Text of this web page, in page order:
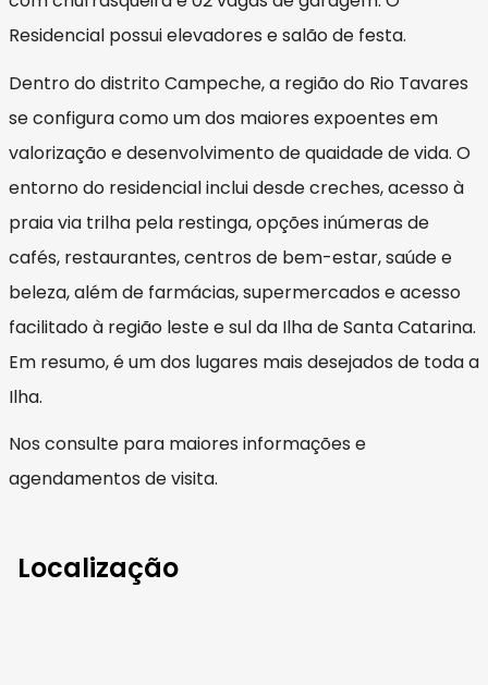
Residencial possui elevadores e salão de festa.
Dentro do distrito Campeche, a região do Rio Tavares
se configura como um dos maiores expoentes em
valorização e desenvolvimento de quaidade de vida. O
entorno do residencial inclui desde creches, acesso à
praia via trilha pela restinga, opções inúmeras de
cafés, restaurantes, centros de bem-estar, saúde e
beleza, além de farmácias, supermercados e acesso
facilitado à região leste e sul da Ilha de Santa Catarina.
Em resumo, é um dos lugares mais desejados de toda a
Ilha.
Nos consulte para maiores informações e
agendamentos de visita.
Localização